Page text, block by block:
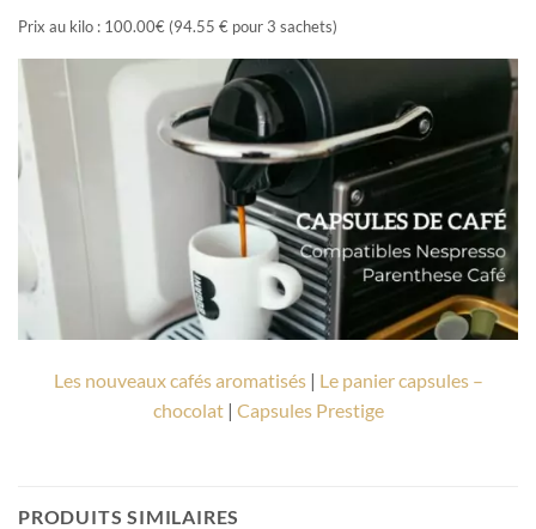
Prix au kilo : 100.00€ (94.55 € pour 3 sachets)
Les nouveaux cafés aromatisés| Le panier capsules –
chocolat| Capsules Prestige
PRODUITS SIMILAIRES